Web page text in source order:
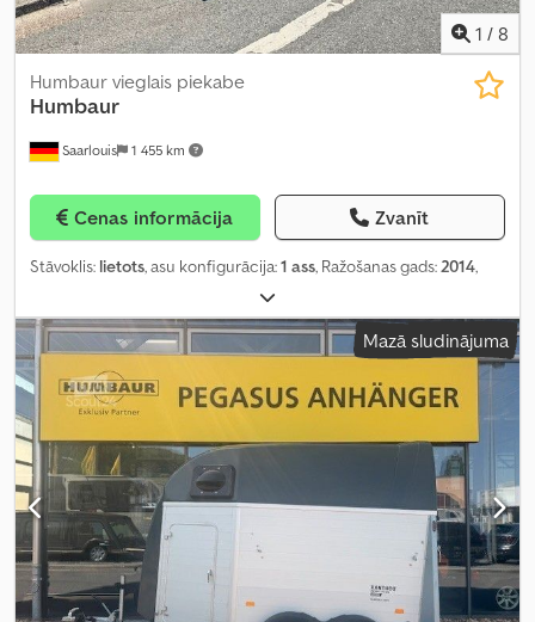
1 / 8
Saarlouis 1 455 km
Humbaur vieglais piekabe
Humbaur
Cenas informācija Zvanīt
Stāvoklis: lietots, asu konfigurācija:1 ass, Ražošanas gads:2014,
Mazā sludinājuma